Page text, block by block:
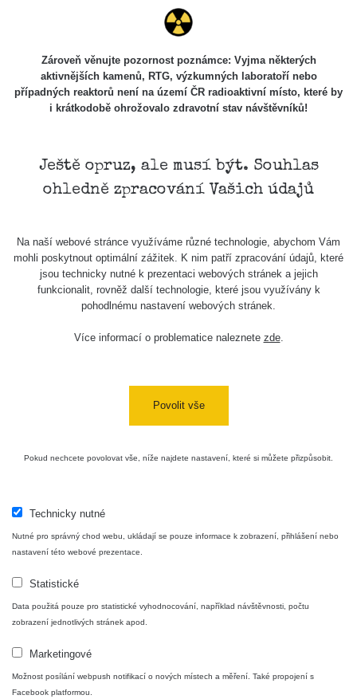
Aplikace pro prezentaci občanských měření
s potenciálně zvýšenou radioaktivitou.
Kontakt
https://www.instagram.com/zhavamista/
twitter:https://twitter.com/ZhavaMista/
youtube:https://www.youtube.com/@zhavamista
Podpořte nás
Kontakt
CC BY-NC 4.0 Deed
Zároveň věnujte pozornost poznámce: Vyjma některých
aktivnějších kamenů, RTG, výzkumných laboratoří nebo
případných reaktorů není na území ČR radioaktivní místo, které by
i krátkodobě ohrožovalo zdravotní stav návštěvníků!
Ještě opruz, ale musí být. Souhlas
ohledně zpracování Vašich údajů
Na naší webové stránce využíváme různé technologie, abychom Vám
mohli poskytnout optimální zážitek. K nim patří zpracování údajů, které
jsou technicky nutné k prezentaci webových stránek a jejich
funkcionalit, rovněž další technologie, které jsou využívány k
pohodlnému nastavení webových stránek.
Více informací o problematice naleznete zde.
Povolit vše
Pokud nechcete povolovat vše, níže najdete nastavení, které si můžete přizpůsobit.
Technicky nutné
Nutné pro správný chod webu, ukládají se pouze informace k zobrazení, přihlášení nebo
nastavení této webové prezentace.
Statistické
Data použitá pouze pro statistické vyhodnocování, například návštěvnosti, počtu
zobrazení jednotlivých stránek apod.
Marketingové
Možnost posílání webpush notifikací o nových místech a měření. Také propojení s
Facebook platformou.